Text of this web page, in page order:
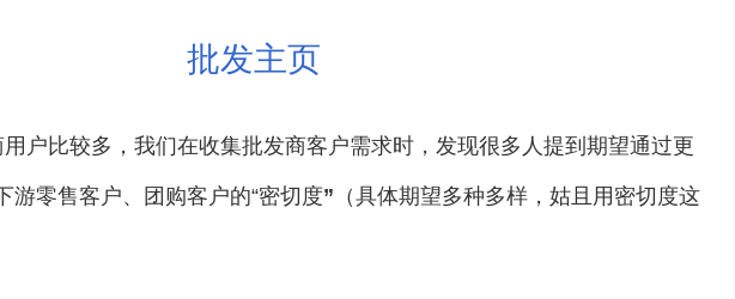
批发主页
户比较多，我们在收集批发商客户需求时，发现很多人提到期望通过更
游零售客户、团购客户的“密切度” （具体期望多种多样，姑且用密切度这